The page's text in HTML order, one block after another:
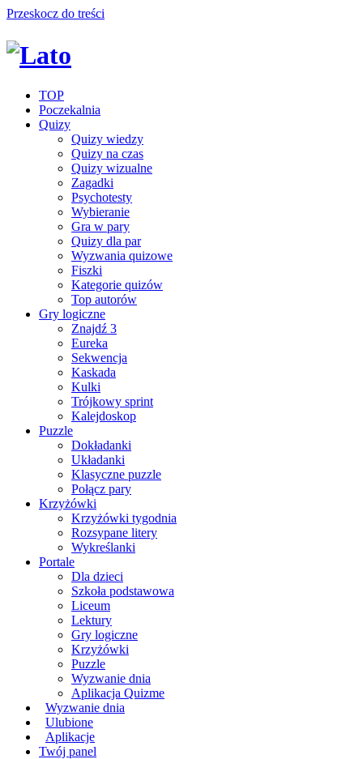
Przeskocz do treści
TOP
Poczekalnia
Quizy
Quizy wiedzy
Quizy na czas
Quizy wizualne
Zagadki
Psychotesty
Wybieranie
Gra w pary
Quizy dla par
Wyzwania quizowe
Fiszki
Kategorie quizów
Top autorów
Gry logiczne
Znajdź 3
Eureka
Sekwencja
Kaskada
Kulki
Trójkowy sprint
Kalejdoskop
Puzzle
Dokładanki
Układanki
Klasyczne puzzle
Połącz pary
Krzyżówki
Krzyżówki tygodnia
Rozsypane litery
Wykreślanki
Portale
Dla dzieci
Szkoła podstawowa
Liceum
Lektury
Gry logiczne
Krzyżówki
Puzzle
Wyzwanie dnia
Aplikacja Quizme
Wyzwanie dnia
Ulubione
Aplikacje
Twój panel